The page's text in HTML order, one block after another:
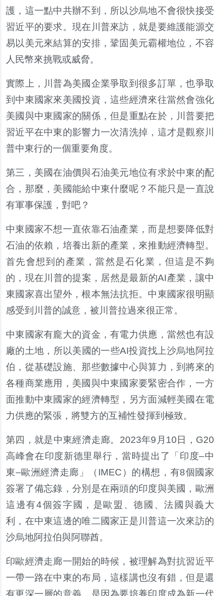
護，這一點中共辦不到，所以沙烏地不會很快接受
習近平的要求。現在川普來訪，就是要維護能源交
易以美元來結算的安排，鞏固美元霸權地位，不容
人民幣來挑戰或威脅。
實際上，川普為美國企業爭取到很多訂單，也爭取
到中東國家來美國投資，這些經濟來往當然會強化
美國與中東國家的關係，但是重點在於，川普要把
習近平在中東的影響力一次清洗掉，這才是觀察川
普中東行的一個重要角度。
第三，美國在油價與石油美元地位有求於中東的配
合，那麼，美國能給中東什麼呢？不能只是一直說
有軍事保護，對吧？
中東國家不想一直依靠石油產業，而是想要降低對
石油的依賴，培養出新的產業，來推動經濟轉型。
首先會想到的產業，當然是石化業，但這是不夠
的，現在川普的提案，居然是最新的AI產業，讓中
東國家喜出望外，根本無法抗拒。中東國家很明顯
感受到川普的誠意，被川普拉過來很正常。
中東國家有龐大的資金，有電力供應，當然也有設
廠的土地，所以美國的一些AI投資找上沙烏地阿拉
伯，從基礎設施、那些數據中心與算力，到將來的
各種商業應用，美國與中東國家要緊密合作，一方
面推動中東國家的經濟轉型，另方面減輕美國在電
力供應的緊張，將雙方的互補性發揮到極致。
第四，就是中東經濟走廊。2023年9月10日，G20
高峰會在印度新德里舉行，當時提出了「印度–中
東–歐洲經濟走廊」（IMEC）的構想，有8個國家
簽署了備忘錄，分別是在兩頭的印度與美國，歐洲
這邊有4個簽字國，是歐盟、德國、法國與義大
利，在中東這邊的唯二國家正是川普這一次來訪的
沙烏地阿拉伯與阿聯酋。
印歐經濟走廊一開始的時候，被理解為對抗習近平
一帶一路在中東的布局，這樣講也沒有錯，但是還
有更深一層的意義，是因為要培養印度成為新一代